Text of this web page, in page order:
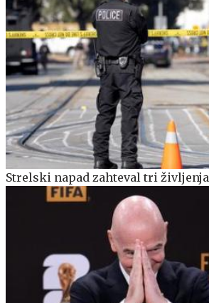
Strelski napad zahteval tri življenja